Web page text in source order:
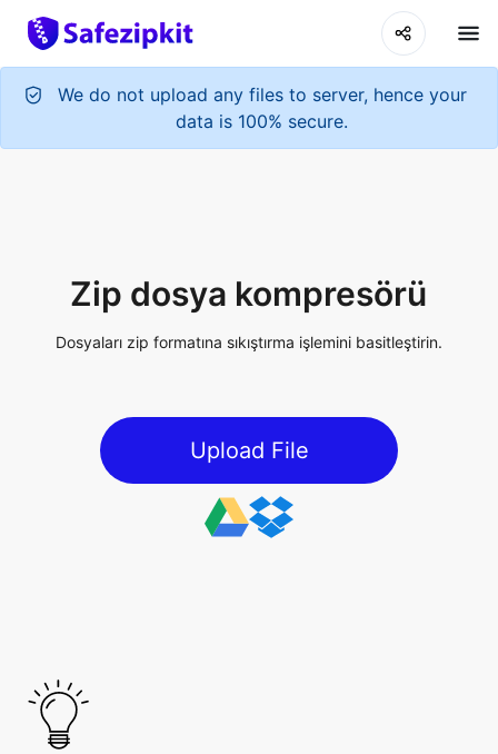
Dosya Sıkıştırma Kolaylaştı
Dosya sıkıştırmayı keşfetmek hiç bu kadar kolay olmamıştı,